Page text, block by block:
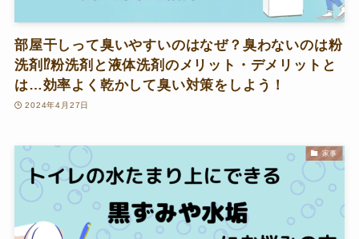
部屋干しって臭いやすいのはなぜ？臭わないのは粉
洗剤⁉粉洗剤と液体洗剤のメリット・デメリットと
は…効率よく乾かして臭い対策をしよう！
2024年4月27日
家事